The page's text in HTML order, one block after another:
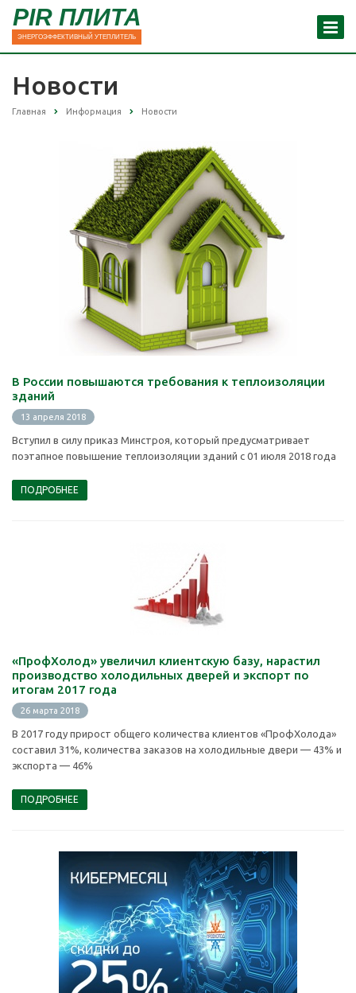
PIR ПЛИТА
ЭНЕРГОЭФФЕКТИВНЫЙ УТЕПЛИТЕЛЬ
Новости
Главная Информация Новости
В России повышаются требования к теплоизоляции
зданий
13 апреля 2018
Вступил в силу приказ Минстроя, который предусматривает
поэтапное повышение теплоизоляции зданий с 01 июля 2018 года
ПОДРОБНЕЕ
«ПрофХолод» увеличил клиентскую базу, нарастил
производство холодильных дверей и экспорт по
итогам 2017 года
26 марта 2018
В 2017 году прирост общего количества клиентов «ПрофХолода»
составил 31%, количества заказов на холодильные двери — 43% и
экспорта — 46%
ПОДРОБНЕЕ